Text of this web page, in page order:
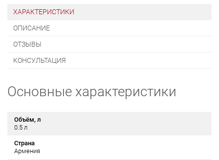
ХАРАКТЕРИСТИКИ
ОПИСАНИЕ
ОТЗЫВЫ
КОНСУЛЬТАЦИЯ
Основные характеристики
Объём, л
0.5 л
Страна
Армения